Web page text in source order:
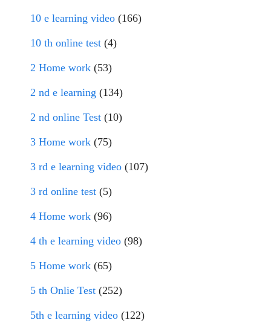
10 e learning video (166)
10 th online test (4)
2 Home work (53)
2 nd e learning (134)
2 nd online Test (10)
3 Home work (75)
3 rd e learning video (107)
3 rd online test (5)
4 Home work (96)
4 th e learning video (98)
5 Home work (65)
5 th Onlie Test (252)
5th e learning video (122)